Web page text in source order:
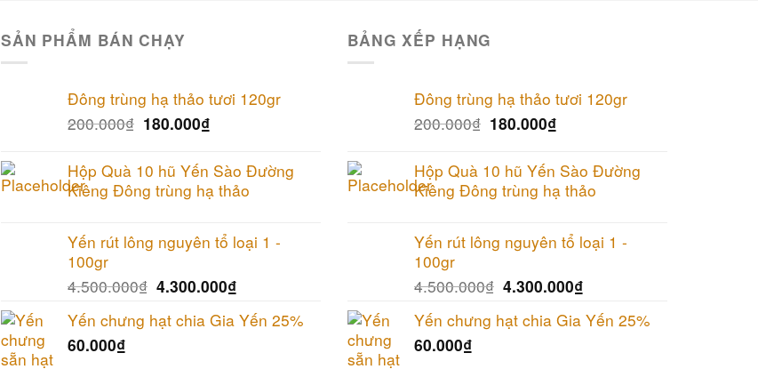
SẢN PHẨM BÁN CHẠY
Đông trùng hạ thảo tươi 120gr
200.000₫ 180.000₫
Hộp Quà 10 hũ Yến Sào Đường
Kiêng Đông trùng hạ thảo
Yến rút lông nguyên tổ loại 1 -
100gr
4.500.000₫ 4.300.000₫
Yến chưng hạt chia Gia Yến 25%
60.000₫
BẢNG XẾP HẠNG
Đông trùng hạ thảo tươi 120gr
200.000₫ 180.000₫
Hộp Quà 10 hũ Yến Sào Đường
Kiêng Đông trùng hạ thảo
Yến rút lông nguyên tổ loại 1 -
100gr
4.500.000₫ 4.300.000₫
Yến chưng hạt chia Gia Yến 25%
60.000₫